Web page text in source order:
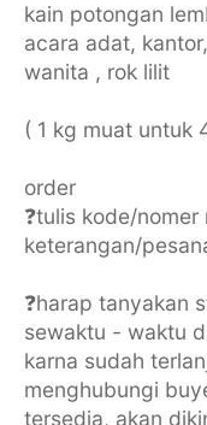
kain potongan
acara adat,
wanita , rok lilit
( 1 kg muat untuk
order
❓tulis kode/
keterangan/
❓harap tanyakan
sewaktu - waktu
karna sudah
menghubungi
tersedia, akan